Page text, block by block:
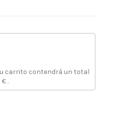
carrito contendrá un total
€ .